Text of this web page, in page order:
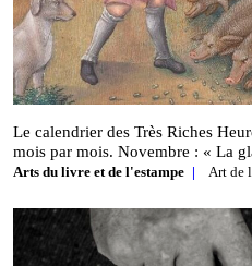
Le calendrier des Très Riches
mois par mois. Novembre : « La
Arts du livre et de l'estampe Art de